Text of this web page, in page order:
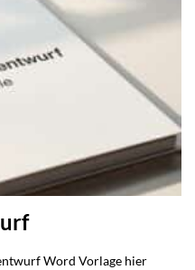
Word Vorlage hier